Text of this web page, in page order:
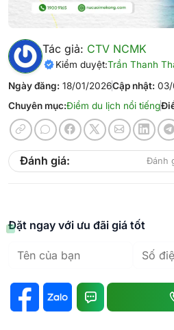
Tác giả: CTV NCMK
Kiểm duyệt:Trần Thanh
Ngày đăng: 18/01/2026Cập nhật:
Chuyên mục:Điểm du lịch nổi tiếng
Đánh giá: Đánh
Đặt ngay với ưu đãi giá tốt